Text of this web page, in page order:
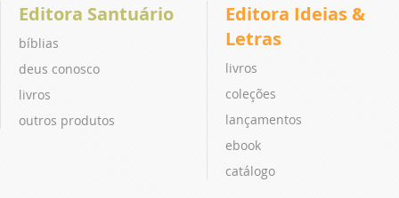
Editora Santuário
bíblias
deus conosco
livros
outros produtos
Editora Ideias &
Letras
livros
coleções
lançamentos
ebook
catálogo